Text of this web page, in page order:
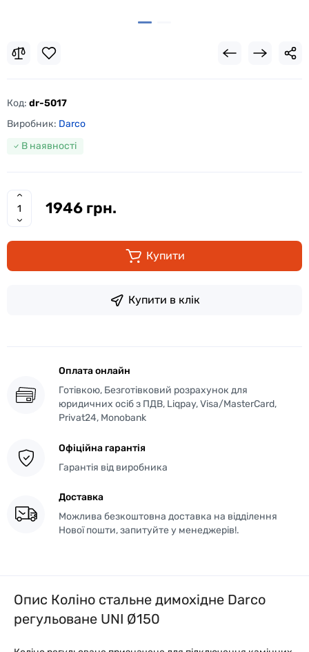
Код: dr-5017
Виробник: Darco
В наявності
1946 грн.
Купити
Купити в клік
Оплата онлайн
Готівкою, Безготівковий розрахунок для
юридичних осіб з ПДВ, Liqpay, Visa/MasterCard,
Privat24, Monobank
Офіційна гарантія
Гарантія від виробника
Доставка
Можлива безкоштовна доставка на відділення
Нової пошти, запитуйте у менеджерів!.
Опис Коліно стальне димохідне Darco
регульоване UNI Ø150